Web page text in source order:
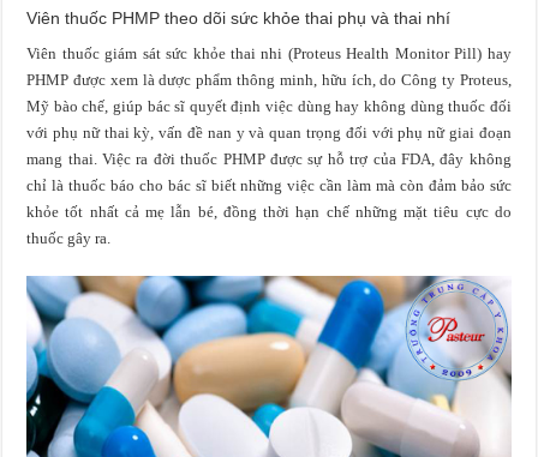
Viên thuốc PHMP theo dõi sức khỏe thai phụ và thai nhí
Viên thuốc giám sát sức khỏe thai nhi (Proteus Health Monitor Pill) hay
PHMP được xem là dược phẩm thông minh, hữu ích, do Công ty Proteus,
Mỹ bào chế, giúp bác sĩ quyết định việc dùng hay không dùng thuốc đối
với phụ nữ thai kỳ, vấn đề nan y và quan trọng đối với phụ nữ giai đoạn
mang thai. Việc ra đời thuốc PHMP được sự hỗ trợ của FDA, đây không
chỉ là thuốc báo cho bác sĩ biết những việc cần làm mà còn đảm bảo sức
khỏe tốt nhất cả mẹ lẫn bé, đồng thời hạn chế những mặt tiêu cực do
thuốc gây ra.